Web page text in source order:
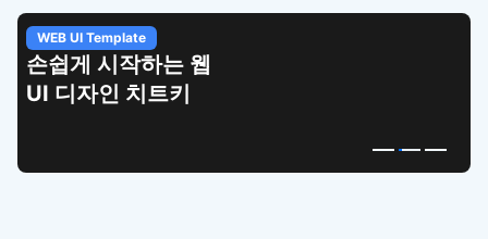
WEB UI Template
손쉽게 시작하는 웹
UI 디자인 치트키